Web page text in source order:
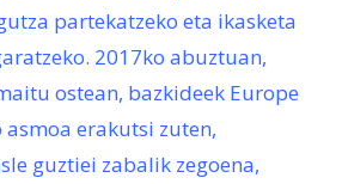
partekatzeko eta ikasketa
2017ko abuztuan,
ostean, bazkideek Europe
asmoa erakutsi zuten,
guztiei zabalik zegoena,